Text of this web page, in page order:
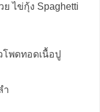
ไข่กุ้ง Spaghetti
โพดทอดเนื้อปู
ำ